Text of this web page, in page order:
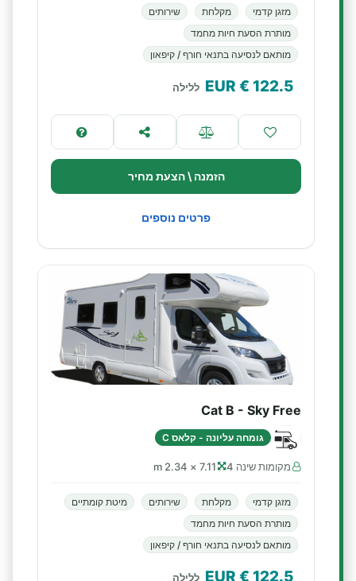
מזגן קדמי מקלחת
שירותים
מותרת הסעת חיות מחמד
מותאם לנסיעה בתנאי חורף / קיפאון
122.5
€ EUR ללילה
הזמנה \ הצעת מחיר
פרטים נוספים
Cat B - Sky Free
גומחה עליונה - קלאס C
מקומות שינה 4 7.11 × 2.34 m
מזגן קדמי מקלחת שירותים
מיטת קומתיים
מותרת הסעת חיות מחמד
מותאם לנסיעה בתנאי חורף / קיפאון
122.5
€ EUR ללילה